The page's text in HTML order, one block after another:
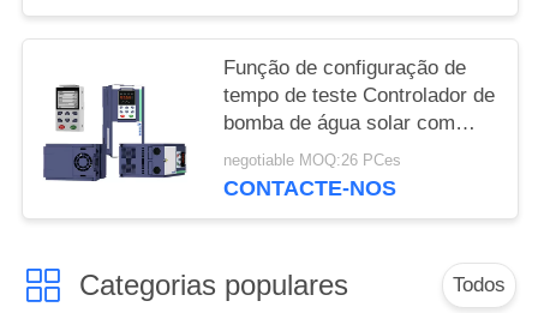
Função de configuração de
tempo de teste Controlador de
bomba de água solar com
99% de eficiência MPPT
negotiable MOQ:26 PCes
CONTACTE-NOS
Categorias populares Todos